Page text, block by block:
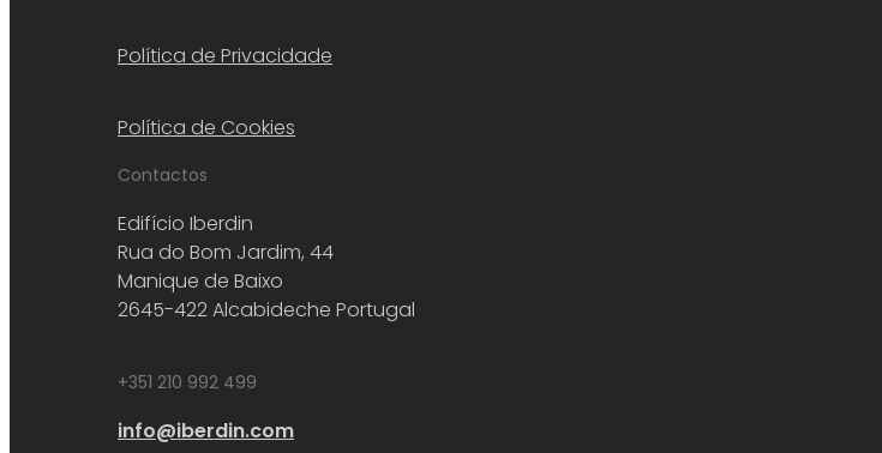
Política de Privacidade
Política de Cookies
Contactos
Edifício Iberdin
Rua do Bom Jardim, 44
Manique de Baixo
2645-422 Alcabideche Portugal
+351 210 992 499
info@iberdin.com